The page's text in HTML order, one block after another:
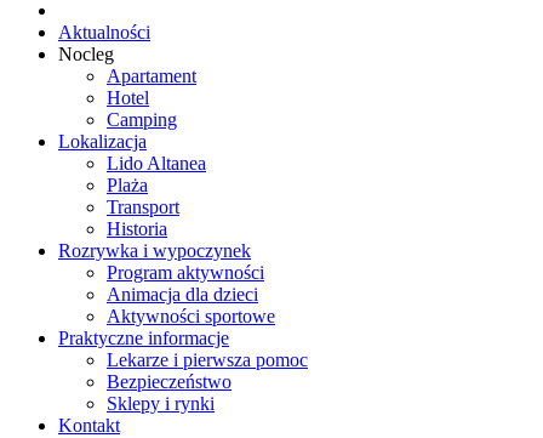
Aktualności
Nocleg
Apartament
Hotel
Camping
Lokalizacja
Lido Altanea
Plaża
Transport
Historia
Rozrywka i wypoczynek
Program aktywności
Animacja dla dzieci
Aktywności sportowe
Praktyczne informacje
Lekarze i pierwsza pomoc
Bezpieczeństwo
Sklepy i rynki
Kontakt